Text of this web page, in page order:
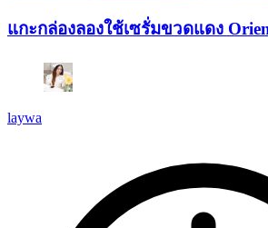
แกะกล่องลองใช้เซรั่มขวดแดง
laywa